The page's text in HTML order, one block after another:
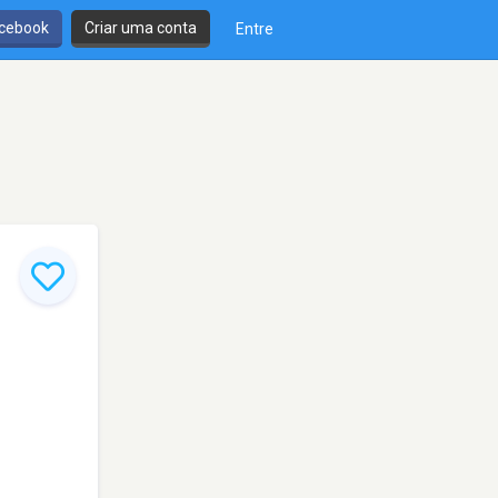
Criar uma conta Entre